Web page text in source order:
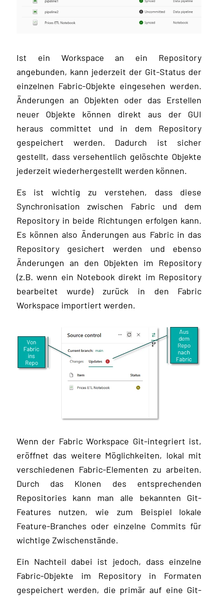
Ist ein Workspace an ein Repository
angebunden, kann jederzeit der Git-Status der
einzelnen Fabric-Objekte eingesehen werden.
Änderungen an Objekten oder das Erstellen
neuer Objekte können direkt aus der GUI
heraus committet und in dem Repository
gespeichert werden. Dadurch ist sicher
gestellt, dass versehentlich gelöschte Objekte
jederzeit wiederhergestellt werden können.
Es ist wichtig zu verstehen, dass diese
Synchronisation zwischen Fabric und dem
Repository in beide Richtungen erfolgen kann.
Es können also Änderungen aus Fabric in das
Repository gesichert werden und ebenso
Änderungen an den Objekten im Repository
(z.B. wenn ein Notebook direkt im Repository
bearbeitet wurde) zurück in den Fabric
Workspace importiert werden.
Wenn der Fabric Workspace Git-integriert ist,
eröffnet das weitere Möglichkeiten, lokal mit
verschiedenen Fabric-Elementen zu arbeiten.
Durch das Klonen des entsprechenden
Repositories kann man alle bekannten Git-
Features nutzen, wie zum Beispiel lokale
Feature-Branches oder einzelne Commits für
wichtige Zwischenstände.
Ein Nachteil dabei ist jedoch, dass einzelne
Fabric-Objekte im Repository in Formaten
gespeichert werden, die primär auf eine Git-